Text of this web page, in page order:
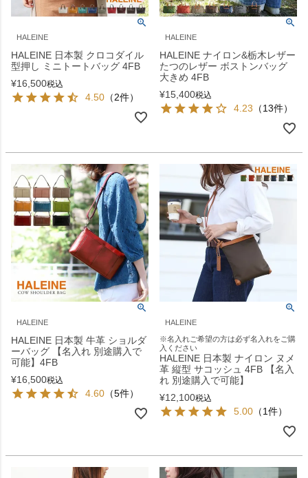
HALEINE
HALEINE 日本製 クロコダイル
型押し ミニトートバッグ 4FB
¥16,500税込
4.50 （2件）
HALEINE
HALEINE ナイロン&栃木レザー
たつのレザー ボストンバッグ
大きめ 4FB
¥15,400税込
4.23 （13件）
HALEINE
HALEINE 日本製 牛革 ショルダ
ーバッグ 【名入れ 別途購入で
可能】4FB
¥16,500税込
4.60 （5件）
HALEINE
※名入れご希望の方は必ず名入れをご購
入ください
HALEINE 日本製 ナイロン ヌメ
革 縦型 サコッシュ 4FB 【名入
れ 別途購入で可能】
¥12,100税込
5.00 （1件）